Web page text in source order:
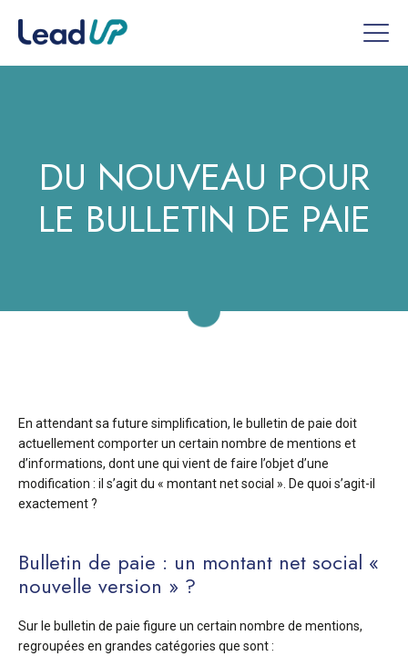
DU NOUVEAU POUR
LE BULLETIN DE PAIE
En attendant sa future simplification, le bulletin de paie doit
actuellement comporter un certain nombre de mentions et
d’informations, dont une qui vient de faire l’objet d’une
modification : il s’agit du « montant net social ». De quoi s’agit-il
exactement ?
Bulletin de paie : un montant net social «
nouvelle version » ?
Sur le bulletin de paie figure un certain nombre de mentions,
regroupées en grandes catégories que sont :